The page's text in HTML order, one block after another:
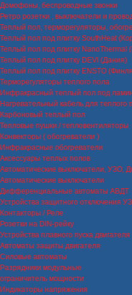
Домофоны, беспроводные звонки
Ретро розетки , выключатели и
Теплый пол, терморегуляторы,
Теплый пол под плитку SouthHeat
Теплый пол под плитку NanoThermal
Теплый пол под плитку DEVI (Дания)
Теплый пол под плитку ENSTO
Терморегуляторы теплого пола
Инфракрасный теплый пол под
Нагревательный кабель для теплого
Карбоновый теплый пол
Тепловые пушки / тепловентиляторы
Конвекторы ( обогреватели )
Инфракрасные обогреватели
Аксессуары теплых полов
Автоматические выключатели, УЗО,
Автоматические выключатели
Дифференциальные автоматы АВДТ
Устройства защитного отключения
Контакторы / Реле
Розетки на DIN-рейку
Устройства плавного пуска двигателя
Автоматы защиты двигателя
Силовые автоматы
Разрядники модульные
ограничитель мощности
Индикаторы напряжения